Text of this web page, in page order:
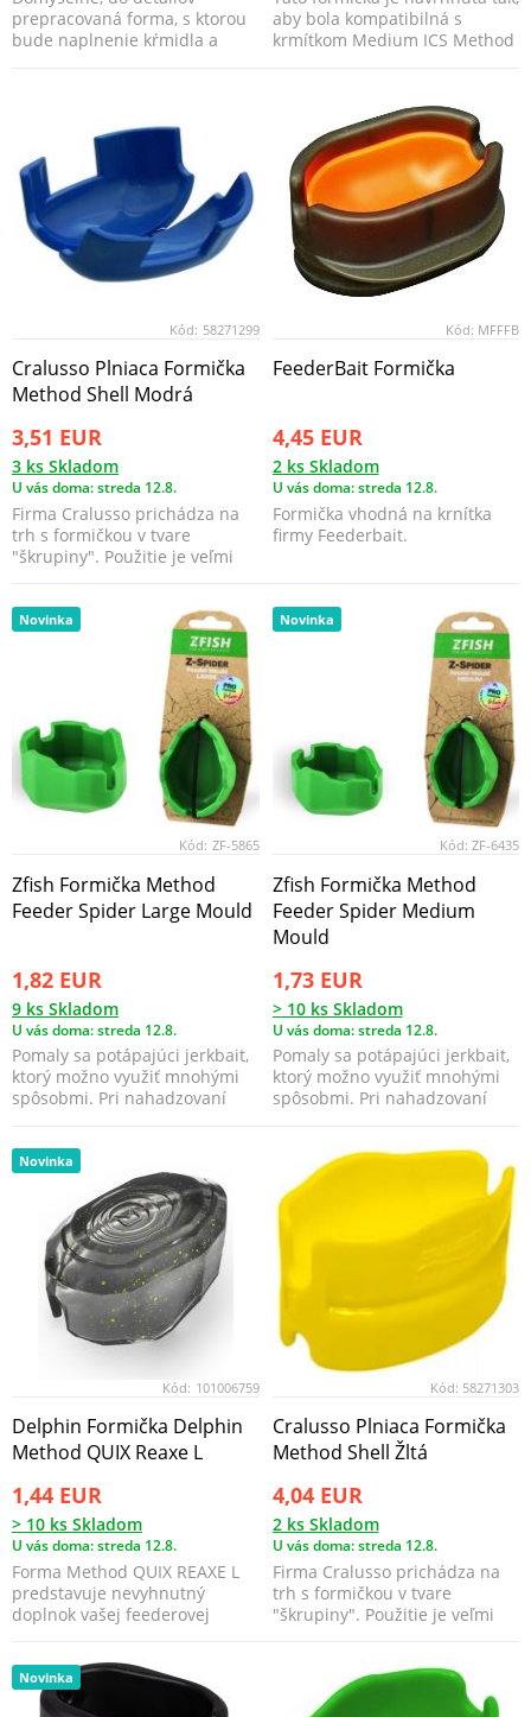
prepracovaná forma, s ktorou
bude naplnenie kŕmidla a
aby bola kompatibilná s
krmítkom Medium ICS Method
Kód: 58271299
Cralusso Plniaca Formička
Method Shell Modrá
3,51 EUR
3 ks Skladom
U vás doma: streda 12.8.
Firma Cralusso prichádza na
trh s formičkou v tvare
"škrupiny". Použitie je veľmi
Kód: MFFFB
FeederBait Formička
4,45 EUR
2 ks Skladom
U vás doma: streda 12.8.
Formička vhodná na krnítka
firmy Feederbait.
Novinka
Kód: ZF-5865
Zfish Formička Method
Feeder Spider Large Mould
1,82 EUR
9 ks Skladom
U vás doma: streda 12.8.
Pomaly sa potápajúci jerkbait,
ktorý možno využiť mnohými
spôsobmi. Pri nahadzovaní
Novinka
Kód: ZF-6435
Zfish Formička Method
Feeder Spider Medium
Mould
1,73 EUR
> 10 ks Skladom
U vás doma: streda 12.8.
Pomaly sa potápajúci jerkbait,
ktorý možno využiť mnohými
spôsobmi. Pri nahadzovaní
Novinka
Kód: 101006759
Delphin Formička Delphin
Method QUIX Reaxe L
1,44 EUR
> 10 ks Skladom
U vás doma: streda 12.8.
Forma Method QUIX REAXE L
predstavuje nevyhnutný
doplnok vašej feederovej
Kód: 58271303
Cralusso Plniaca Formička
Method Shell Žltá
4,04 EUR
2 ks Skladom
U vás doma: streda 12.8.
Firma Cralusso prichádza na
trh s formičkou v tvare
"škrupiny". Použitie je veľmi
Novinka